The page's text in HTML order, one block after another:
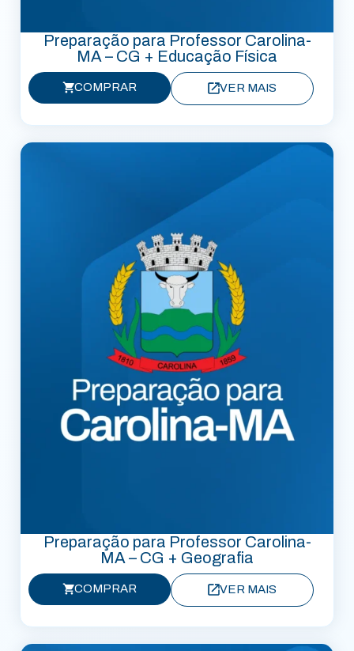
Preparação para Professor Carolina-
MA – CG + Educação Física
COMPRAR VER MAIS
Preparação para Professor Carolina-
MA – CG + Geografia
COMPRAR VER MAIS